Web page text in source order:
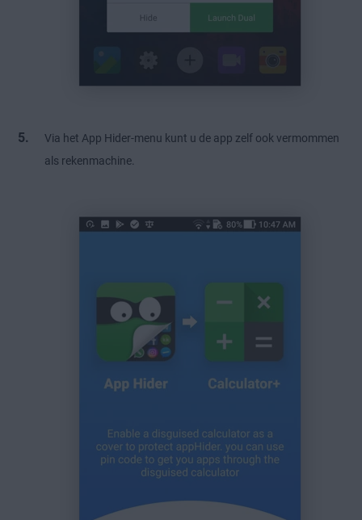
Via het App Hider-menu kunt u de app zelf ook vermommen
als rekenmachine.